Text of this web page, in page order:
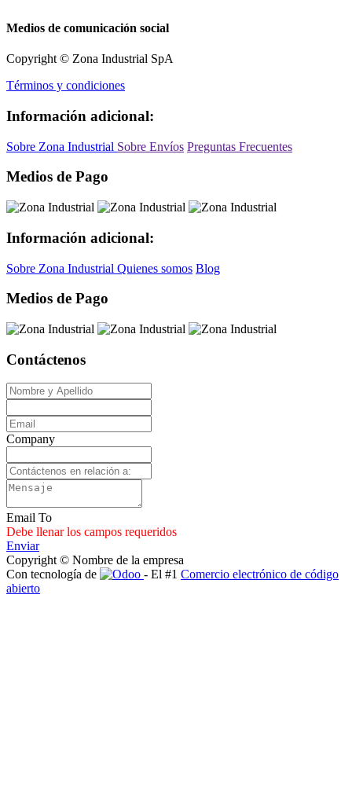
Medios de comunicación social
Copyright © Zona Industrial SpA
Términos y condiciones
Información adicional:
Sobre Zona Industrial Sobre Envíos Preguntas Frecuentes
Medios de Pago
Información adicional:
Sobre Zona Industrial Quienes somos Blog
Medios de Pago
Contáctenos
Company
Email To
Debe llenar los campos requeridos
Enviar
Copyright © Nombre de la empresa
Con tecnología de
- El #1 Comercio electrónico de código
abierto